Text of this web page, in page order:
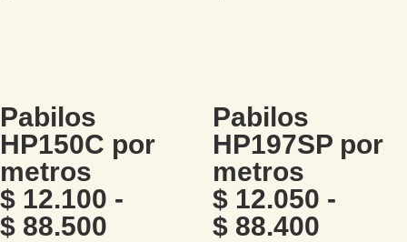
Pabilos
HP150C por
metros
$ 12.100 -
$ 88.500
Pabilos
HP197SP por
metros
$ 12.050 -
$ 88.400